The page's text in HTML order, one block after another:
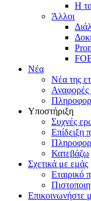
Η
Άλλοι
Νέα
Νέα της
Υποστήριξη
Συχνές
Επίδειξη
Κατεβάζω
Σχετικά με εμάς
Εταιρικό
Επικοινωνήστε